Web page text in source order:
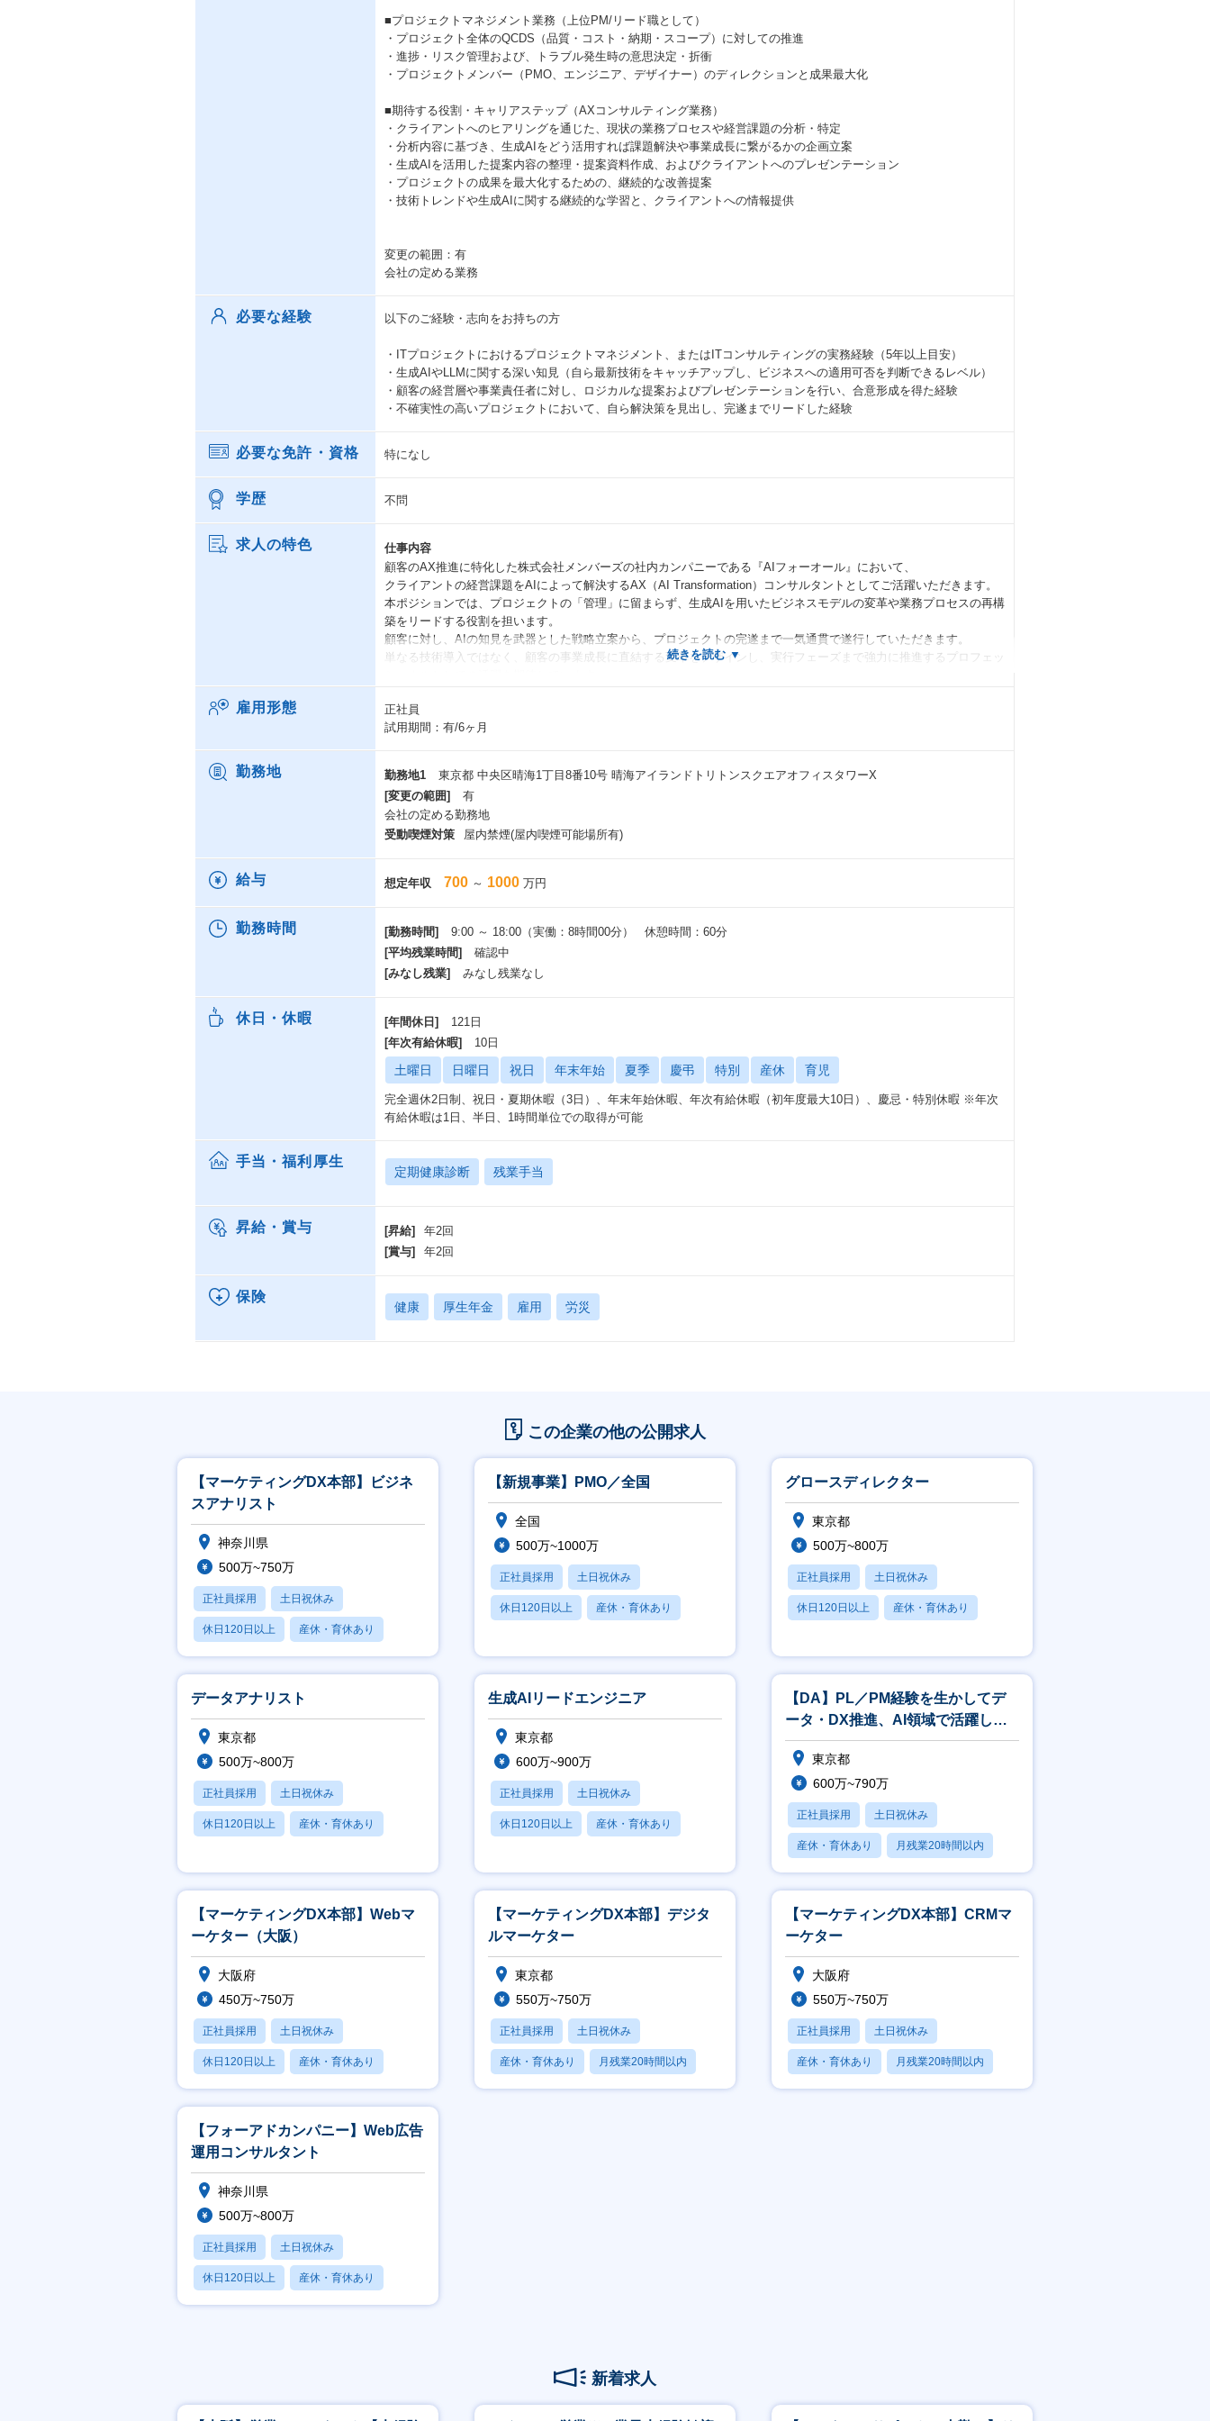
■プロジェクトマネジメント業務（上位PM/リード職として）
・プロジェクト全体のQCDS（品質・コスト・納期・スコープ）に対しての推進
・進捗・リスク管理および、トラブル発生時の意思決定・折衝
・プロジェクトメンバー（PMO、エンジニア、デザイナー）のディレクションと成果最大化
■期待する役割・キャリアステップ（AXコンサルティング業務）
・クライアントへのヒアリングを通じた、現状の業務プロセスや経営課題の分析・特定
・分析内容に基づき、生成AIをどう活用すれば課題解決や事業成長に繋がるかの企画立案
・生成AIを活用した提案内容の整理・提案資料作成、およびクライアントへのプレゼンテーション
・プロジェクトの成果を最大化するための、継続的な改善提案
・技術トレンドや生成AIに関する継続的な学習と、クライアントへの情報提供
変更の範囲：有
会社の定める業務
必要な経験 以下のご経験・志向をお持ちの方
・ITプロジェクトにおけるプロジェクトマネジメント、またはITコンサルティングの実務経験（5年以上目安）
・生成AIやLLMに関する深い知見（自ら最新技術をキャッチアップし、ビジネスへの適用可否を判断できるレベル）
・顧客の経営層や事業責任者に対し、ロジカルな提案およびプレゼンテーションを行い、合意形成を得た経験
・不確実性の高いプロジェクトにおいて、自ら解決策を見出し、完遂までリードした経験
必要な免許・資格 特になし
学歴 不問
求人の特色
仕事内容
顧客のAX推進に特化した株式会社メンバーズの社内カンパニーである『AIフォーオール』において、
クライアントの経営課題をAIによって解決するAX（AI Transformation）コンサルタントとしてご活躍いただきます。
本ポジションでは、プロジェクトの「管理」に留まらず、生成AIを用いたビジネスモデルの変革や業務プロセスの再構
築をリードする役割を担います。
顧客に対し、AIの知見を武器とした戦略立案から、プロジェクトの完遂まで一気通貫で遂行していただきます。
単なる技術導入ではなく、顧客の事業成長に直結する変革をデザインし、実行フェーズまで強力に推進するプロフェッ
として、
手触り感のある変革を実現できるのが最大の醍醐味です。
業と技術の橋渡し役」としての役割が重要になります。
勤務地追記
札幌オフィス ：北海道札幌市中央区南十条西1丁目1番65号 11.CONCEPT SPERAREビル 5階
名古屋オフィス ：愛知県名古屋市中村区名駅3丁目28番12号 大名古屋ビルヂング11階・25階
ウェブガーデン神戸 ：兵庫県神戸市中央区浜辺通5丁目1番14号 神戸商工貿易センタービル 16階
ウェブガーデン北九州：福岡県北九州市小倉北区紺屋町9番1号 明治安田生命小倉ビル 9階
福岡オフィス ：福岡県福岡市中央区赤坂3丁目9番24号 Girasole赤坂 4階
※希望勤務地を考慮します。
※各オフィスまで2時間以内に出勤できる場所に居住が必要です。
雇用形態
正社員
試用期間：有/6ヶ月
勤務地 勤務地1
東京都 中央区晴海1丁目8番10号 晴海アイランドトリトンスクエアオフィスタワーX
[変更の範囲]
有
会社の定める勤務地
受動喫煙対策
屋内禁煙(屋内喫煙可能場所有)
給与 想定年収 700 ～ 1000 万円
勤務時間 [勤務時間]
9:00 ～ 18:00（実働：8時間00分） 休憩時間：60分
[平均残業時間]
確認中
[みなし残業]
みなし残業なし
休日・休暇 [年間休日]
121日
[年次有給休暇]
10日
土曜日 日曜日 祝日 年末年始 夏季 慶弔 特別 産休 育児
完全週休2日制、祝日・夏期休暇（3日）、年末年始休暇、年次有給休暇（初年度最大10日）、慶忌・特別休暇 ※年次
有給休暇は1日、半日、1時間単位での取得が可能
手当・福利厚生
定期健康診断 残業手当
昇給・賞与 [昇給]
年2回
[賞与]
年2回
保険
健康 厚生年金 雇用 労災
この企業の他の公開求人
【マーケティングDX本部】ビジネ
スアナリスト
神奈川県
500万~750万
正社員採用 土日祝休み
休日120日以上 産休・育休あり
月残業20時間以内
【新規事業】PMO／全国
全国
500万~1000万
正社員採用 土日祝休み
休日120日以上 産休・育休あり
グロースディレクター
東京都
500万~800万
正社員採用 土日祝休み
休日120日以上 産休・育休あり
データアナリスト
東京都
500万~800万
正社員採用 土日祝休み
休日120日以上 産休・育休あり
生成AIリードエンジニア
東京都
600万~900万
正社員採用 土日祝休み
休日120日以上 産休・育休あり
【DA】PL／PM経験を生かしてデ
ータ・DX推進、AI領域で活躍しま
せんか？
東京都
600万~790万
正社員採用 土日祝休み
産休・育休あり 月残業20時間以内
賞与あり
【マーケティングDX本部】Webマ
ーケター（大阪）
大阪府
450万~750万
正社員採用 土日祝休み
休日120日以上 産休・育休あり
月残業20時間以内
【マーケティングDX本部】デジタ
ルマーケター
東京都
550万~750万
正社員採用 土日祝休み
産休・育休あり 月残業20時間以内
賞与あり
【マーケティングDX本部】CRMマ
ーケター
大阪府
550万~750万
正社員採用 土日祝休み
産休・育休あり 月残業20時間以内
賞与あり
【フォーアドカンパニー】Web広告
運用コンサルタント
神奈川県
500万~800万
正社員採用 土日祝休み
休日120日以上 産休・育休あり
賞与あり
新着求人